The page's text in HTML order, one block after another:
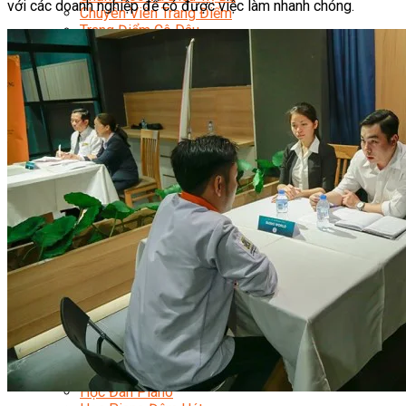
Chuyên Viên Trang Điểm
Trang Điểm Cô Dâu
Phun Xăm Thẩm Mỹ
Kỹ Thuật Tạo Sợi Hairstroke
Barber Chuyên Nghiệp
Kỹ Thuật Chải Bới Tóc Chuyên Nghiệp
Quản Lý Hair Salon Chuyên Nghiệp
Nối Mi Chuyên Nghiệp
Quản Lý Nail Salon Chuyên Nghiệp
Kỹ Thuật Nhuộm – Uốn – Duỗi
Nail Salon Định Cư
Kinh Doanh Nail Box
Train The Trainer – Chuyên Ngành Nail
Chăm Sóc Mẹ Và Bé
Gội Đầu Dưỡng Sinh Và Massage Thư Giãn
Marketing Online Ngành Chăm Sóc Sắc Đẹp
Chuyên Đề Chăm Sóc Sắc Đẹp
Âm Nhạc
Nhạc Công Chuyên Nghiệp
Ca Sĩ Chuyên Nghiệp
Học Đàn Violin
Học Violin Cover
Học Đàn Piano
với các doanh nghiệp để có được việc làm nhanh chóng.